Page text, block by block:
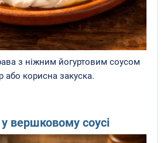
з ніжним йогуртовим соусом
або корисна закуска.
вершковому соусі